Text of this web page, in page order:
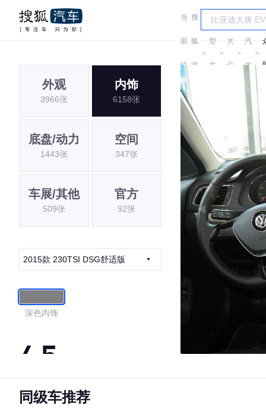
当
前
位
置:
搜
狐
汽
＞
车
型
大
＞
大
众
＞
上
汽
大
＞
外观
3966张
内饰
6158张
底盘/动力
1443张
空间
347张
车展/其他
509张
官方
92张
2015款 230TSI DSG舒适版
深色内饰
4.5
·外观表现一般，低于56%同级车
同级车推荐